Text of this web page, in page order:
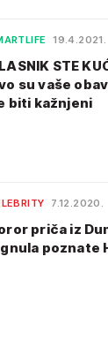
19.4.2021.
STE
su vaše
biti kažnjeni
7.12.2020.
priča iz
poznate